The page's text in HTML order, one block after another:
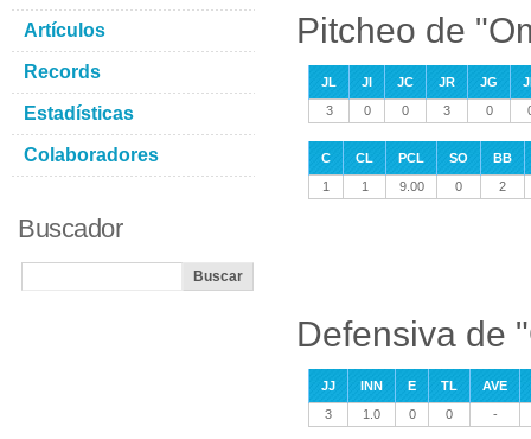
Pitcheo de
JL JI JC JR JG
3
0 0 3 0
C CL PCL SO
BB
1
1 9.00 0 2
Defensiva de
JJ INN E TL
AVE
3
1.0 0 0 -
Artículos
Records
Estadísticas
Colaboradores
Buscador